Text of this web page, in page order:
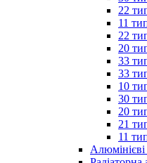
22
11
22
20
33
33
10
30
20
21
11
Алюмінієві